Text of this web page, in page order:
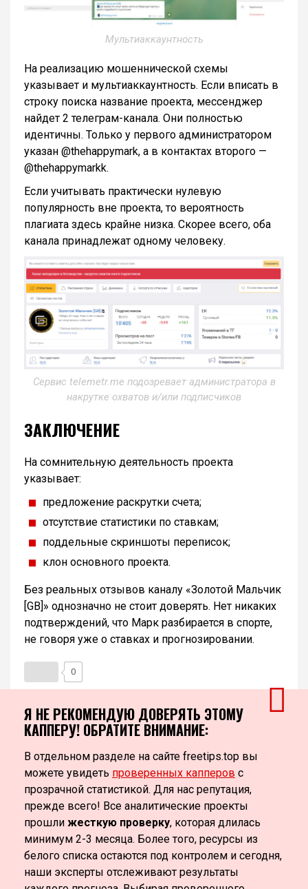
Мультиаккаунтность
На реализацию мошеннической схемы
указывает и мультиаккаунтность. Если вписать в
строку поиска название проекта, мессенджер
найдет 2 телеграм-канала. Они полностью
идентичны. Только у первого администратором
указан @thehappymark, а в контактах второго —
@thehappymarkk.
Если учитывать практически нулевую
популярность вне проекта, то вероятность
плагиата здесь крайне низка. Скорее всего, оба
канала принадлежат одному человеку.
Сервис telemetr.me подозревает администратора в
накрутке охватов и/или подписчиков
ЗАКЛЮЧЕНИЕ
На сомнительную деятельность проекта
указывает:
предложение раскрутки счета;
отсутствие статистики по ставкам;
поддельные скриншоты переписок;
клон основного проекта.
Без реальных отзывов каналу «Золотой Мальчик
[GB]» однозначно не стоит доверять. Нет никаких
подтверждений, что Марк разбирается в спорте,
не говоря уже о ставках и прогнозировании.
0
Я НЕ РЕКОМЕНДУЮ ДОВЕРЯТЬ ЭТОМУ
КАППЕРУ! ОБРАТИТЕ ВНИМАНИЕ:
В отдельном разделе на сайте freetips.top вы
можете увидеть проверенных капперов с
прозрачной статистикой. Для нас репутация,
прежде всего! Все аналитические проекты
прошли жесткую проверку, которая длилась
минимум 2-3 месяца. Более того, ресурсы из
белого списка остаются под контролем и сегодня,
наши эксперты отслеживают результаты